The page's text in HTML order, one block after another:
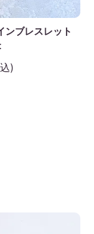
ンブレスレット
)